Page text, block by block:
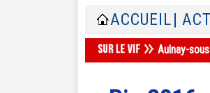
ACCUEIL |
Aulnay-